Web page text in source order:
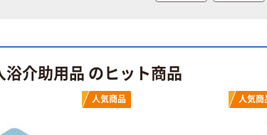
浴介助用品 のヒット商品
人気商品 人気商